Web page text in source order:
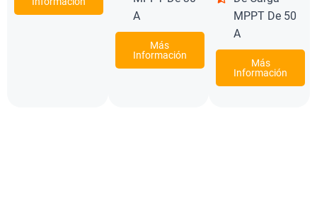
A
Más
Información
MPPT De 50
A
Más
Información